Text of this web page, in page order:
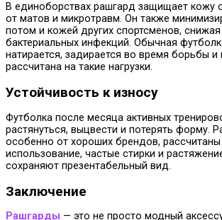
В единоборствах рашгард защищает кожу
от матов и микротравм. Он также
потом и кожей других спортсменов,
бактериальных инфекций. Обычная
натирается, задирается во время борьбы
рассчитана на такие нагрузки.
Устойчивость к износу
Футболка после месяца активных
растянуться, выцвести и потерять форму.
особенно от хороших брендов, рассчитаны
использование, частые стирки и
сохраняют презентабельный вид.
Заключение
Рашгарды — это не просто модный